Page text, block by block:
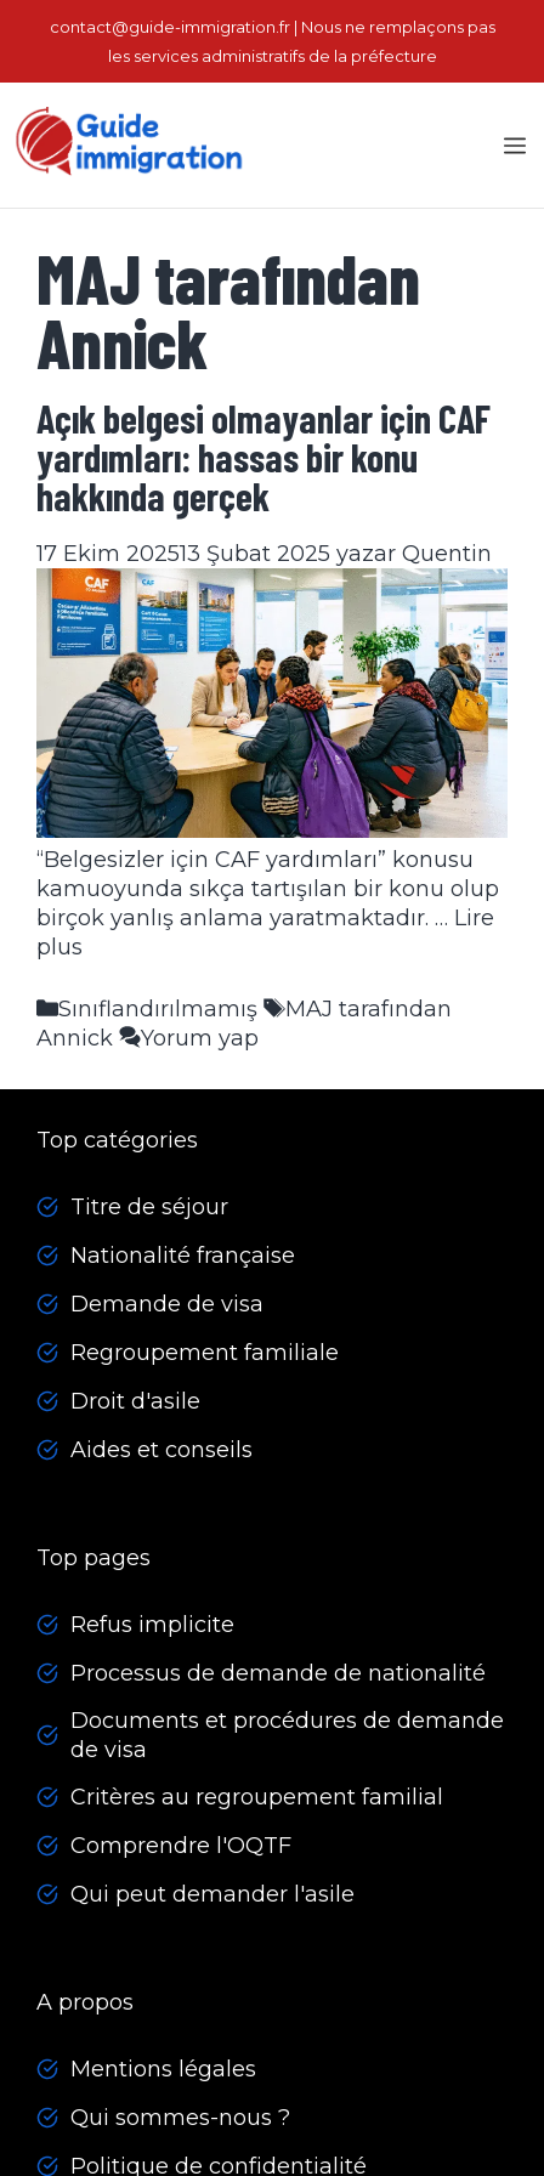
contact@guide-immigration.fr | Nous ne remplaçons pas
les services administratifs de la préfecture
MAJ tarafından
Annick
Açık belgesi olmayanlar için CAF
yardımları: hassas bir konu
hakkında gerçek
17 Ekim 202513 Şubat 2025 yazar Quentin
“Belgesizler için CAF yardımları” konusu
kamuoyunda sıkça tartışılan bir konu olup
birçok yanlış anlama yaratmaktadır. … Lire
plus
Kategoriler
Sınıflandırılmamış Etiketler
MAJ tarafından
Annick
Yorum yap
Top catégories
Titre de séjour
Nationalité française
Demande de visa
Regroupement familiale
Droit d'asile
Aides et conseils
Top pages
Refus implicite
Processus de demande de nationalité
Documents et procédures de demande
de visa
Critères au regroupement familial
Comprendre l'OQTF
Qui peut demander l'asile
A propos
Mentions légales
Qui sommes-nous ?
Politique de confidentialité